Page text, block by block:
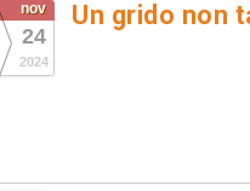
nov
24
2024
Un grido non